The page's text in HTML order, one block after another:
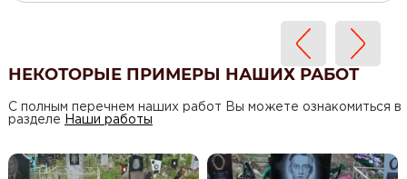
НЕКОТОРЫЕ ПРИМЕРЫ НАШИХ РАБОТ
С полным перечнем наших работ Вы можете ознакомиться в
разделе
Наши работы